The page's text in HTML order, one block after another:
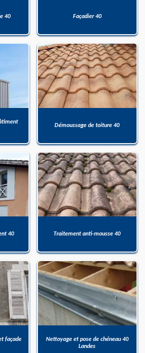
40 Façadier 40
Démoussage de toiture 40
40 Traitement anti-mousse 40
façade
Nettoyage et pose de chéneau 40
Landes